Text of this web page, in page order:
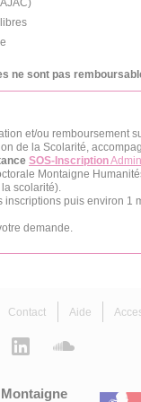
ne sont pas
et/ou remboursement
de la Scolarité,
SOS-Inscription
Montaigne
scolarité).
puis environ 1
demande.
Contact Aide